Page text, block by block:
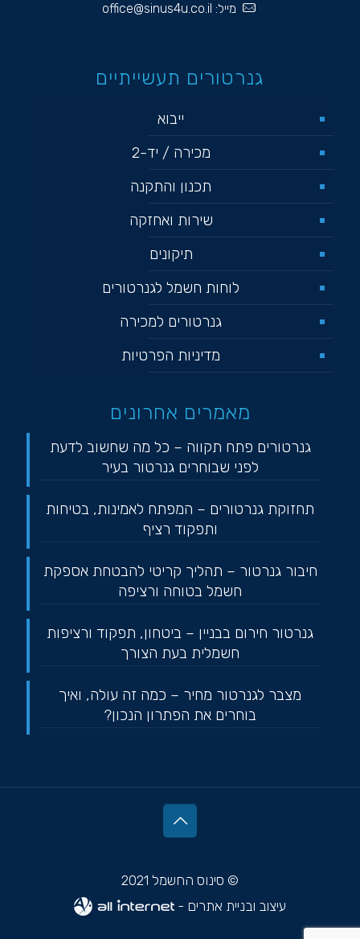
מייל: office@sinus4u.co.il
גנרטורים תעשייתיים
ייבוא
מכירה / יד-2
תכנון והתקנה
שירות ואחזקה
תיקונים
לוחות חשמל לגנרטורים
גנרטורים למכירה
מדיניות הפרטיות
מאמרים אחרונים
גנרטורים פתח תקווה – כל מה שחשוב לדעת
לפני שבוחרים גנרטור בעיר
תחזוקת גנרטורים – המפתח לאמינות, בטיחות
ותפקוד רציף
חיבור גנרטור – תהליך קריטי להבטחת אספקת
חשמל בטוחה ורציפה
גנרטור חירום בבניין – ביטחון, תפקוד ורציפות
חשמלית בעת הצורך
מצבר לגנרטור מחיר – כמה זה עולה, ואיך
בוחרים את הפתרון הנכון?
© סינוס החשמל 2021
עיצוב ובניית אתרים -